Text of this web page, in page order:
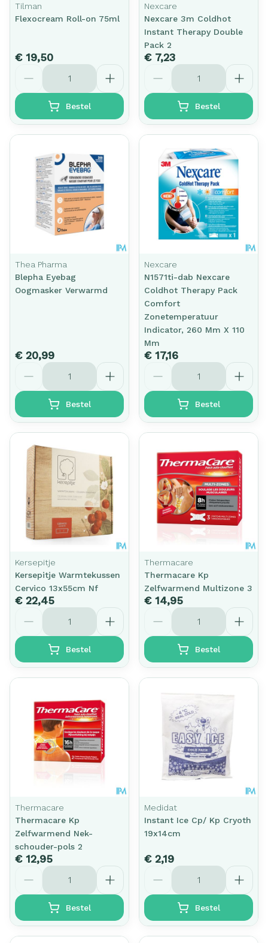
Tilman
Flexocream Roll-on 75ml
€ 19,50
Aantal
Bestel
Nexcare
Nexcare 3m Coldhot
Instant Therapy Double
Pack 2
€ 7,23
Aantal
Bestel
Thea Pharma
Blepha Eyebag
Oogmasker Verwarmd
€ 20,99
Aantal
Bestel
Nexcare
N1571ti-dab Nexcare
Coldhot Therapy Pack
Comfort
Zonetemperatuur
Indicator, 260 Mm X 110
Mm
€ 17,16
Aantal
Bestel
Kersepitje
Kersepitje Warmtekussen
Cervico 13x55cm Nf
€ 22,45
Aantal
Bestel
Thermacare
Thermacare Kp
Zelfwarmend Multizone 3
€ 14,95
Aantal
Bestel
Thermacare
Thermacare Kp
Zelfwarmend Nek-
schouder-pols 2
€ 12,95
Aantal
Bestel
Medidat
Instant Ice Cp/ Kp Cryoth
19x14cm
€ 2,19
Aantal
Bestel